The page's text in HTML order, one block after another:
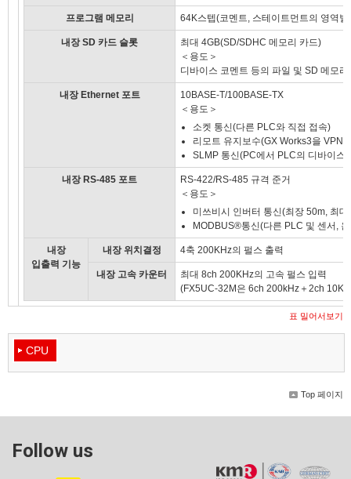
프로그램 메모리 64K스텝(코멘트, 스테이트먼트의 영역별)
내장 SD 카드 슬롯
최대 4GB(SD/SDHC 메모리 카드)
＜용도＞
디바이스 코멘트 등의 파일 및 SD 메모
내장 Ethernet 포트
10BASE-T/100BASE-TX
＜용도＞
소켓 통신(다른 PLC와 직접 접속)
리모트 유지보수(GX Works3을 VPN
SLMP 통신(PC에서 PLC의 디바이스
내장 RS-485 포트
RS-422/RS-485 규격 준거
＜용도＞
미쓰비시 인버터 통신(최장 50m, 최
MODBUS®통신(다른 PLC 및 센서,
내장
입출력 기능
내장 위치결정 4축 200KHz의 펄스 출력
내장 고속 카운터
최대 8ch 200KHz의 고속 펄스 입력
(FX5UC-32M은 6ch 200kHz＋2ch
표 밀어서보기
CPU
Top 페이지
Follow us